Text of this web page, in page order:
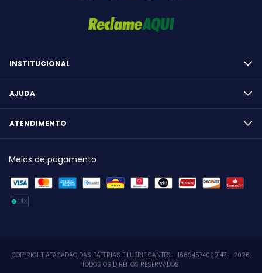
INSTITUCIONAL
AJUDA
ATENDIMENTO
Meios de pagamento
COPYRIGHT ATACADÃO DAS BATERIAS E LUBRIFICANTES - 16694574000147 - 2026.
TODOS OS DIREITOS RESERVADOS.